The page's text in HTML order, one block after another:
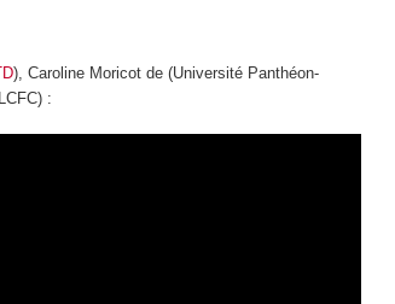
), Caroline Moricot de (Université Panthéon-
: